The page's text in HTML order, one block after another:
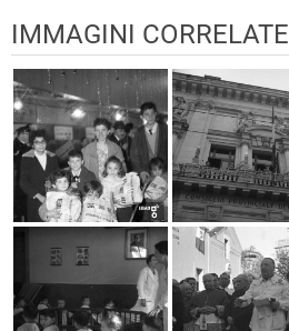
IMMAGINI CORRELATE